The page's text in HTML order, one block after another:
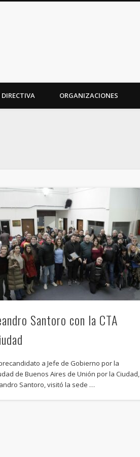
ORGANIZACIONES
Santoro con la CTA
a Jefe de Gobierno por la
de Buenos Aires de Unión por la Ciudad,
Santoro, visitó la sede …